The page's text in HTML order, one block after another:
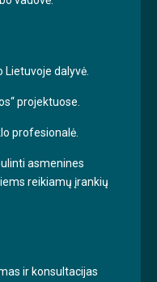
dalyvė.
projektuose.
profesionalė.
asmenines
reikiamų įrankių
ir konsultacijas